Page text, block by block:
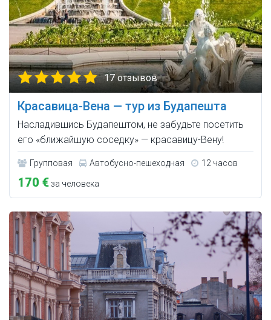
17 отзывов
Красавица-Вена — тур из Будапешта
Насладившись Будапештом, не забудьте посетить
его «ближайшую соседку» — красавицу-Вену!
Групповая Автобусно-пешеходная 12 часов
170 €за человека